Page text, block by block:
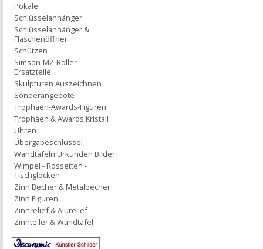
Pokale
Schlüsselanhänger
Schlüsselanhänger &
Flaschenöffner
Schützen
Simson-MZ-Roller
Ersatzteile
Skulpturen Auszeichnen
Sonderangebote
Trophäen-Awards-Figuren
Trophäen & Awards Kristall
Uhren
Übergabeschlüssel
Wandtafeln Urkunden Bilder
Wimpel - Rossetten -
Tischglocken
Zinn Becher & Metalbecher
Zinn Figuren
Zinnrelief & Alurelief
Zinnteller & Wandtafel